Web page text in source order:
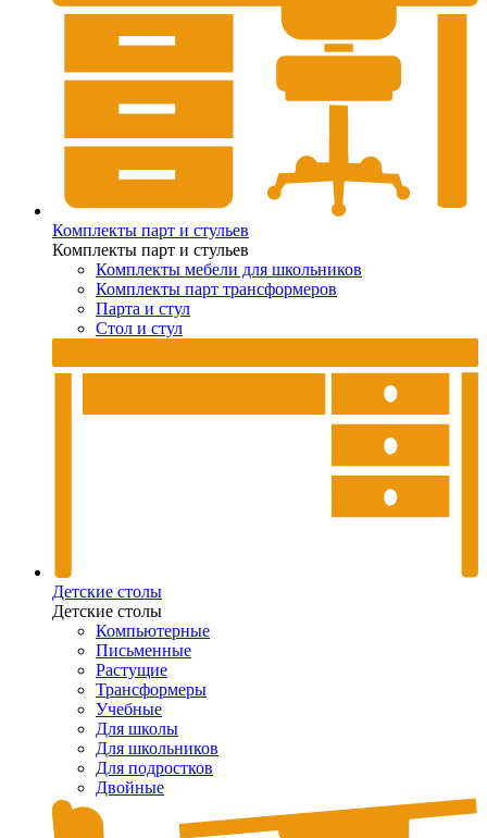
Комплекты парт и стульев
Комплекты парт и стульев
Комплекты мебели для школьников
Комплекты парт трансформеров
Парта и стул
Стол и стул
Детские столы
Детские столы
Компьютерные
Письменные
Растущие
Трансформеры
Учебные
Для школы
Для школьников
Для подростков
Двойные